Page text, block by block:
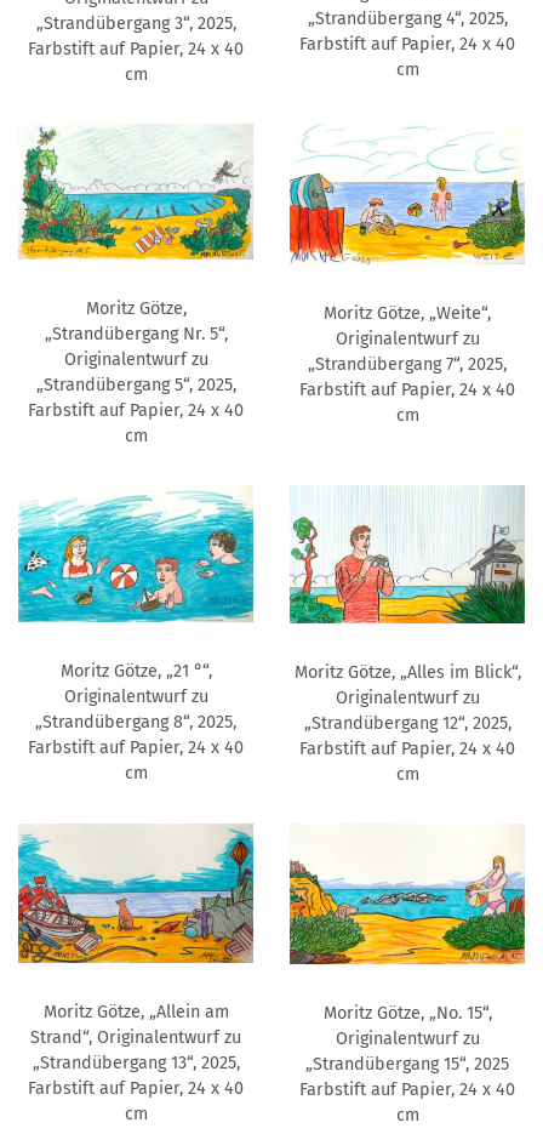
„Strandübergang 3“, 2025,
Farbstift auf Papier, 24 x 40
cm
„Strandübergang 4“, 2025,
Farbstift auf Papier, 24 x 40
cm
Moritz Götze,
„Strandübergang Nr. 5“,
Originalentwurf zu
„Strandübergang 5“, 2025,
Farbstift auf Papier, 24 x 40
cm
Moritz Götze, „Weite“,
Originalentwurf zu
„Strandübergang 7“, 2025,
Farbstift auf Papier, 24 x 40
cm
Moritz Götze, „21 °“,
Originalentwurf zu
„Strandübergang 8“, 2025,
Farbstift auf Papier, 24 x 40
cm
Moritz Götze, „Alles im Blick“,
Originalentwurf zu
„Strandübergang 12“, 2025,
Farbstift auf Papier, 24 x 40
cm
Moritz Götze, „Allein am
Strand“, Originalentwurf zu
„Strandübergang 13“, 2025,
Farbstift auf Papier, 24 x 40
cm
Moritz Götze, „No. 15“,
Originalentwurf zu
„Strandübergang 15“, 2025
Farbstift auf Papier, 24 x 40
cm